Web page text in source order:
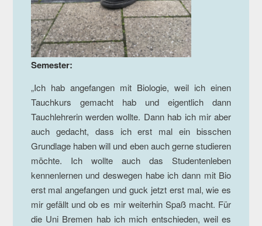
Semester:
„Ich hab angefangen mit Biologie, weil ich einen
Tauchkurs gemacht hab und eigentlich dann
Tauchlehrerin werden wollte. Dann hab ich mir aber
auch gedacht, dass ich erst mal ein bisschen
Grundlage haben will und eben auch gerne studieren
möchte. Ich wollte auch das Studentenleben
kennenlernen und deswegen habe ich dann mit Bio
erst mal angefangen und guck jetzt erst mal, wie es
mir gefällt und ob es mir weiterhin Spaß macht. Für
die Uni Bremen hab ich mich entschieden, weil es